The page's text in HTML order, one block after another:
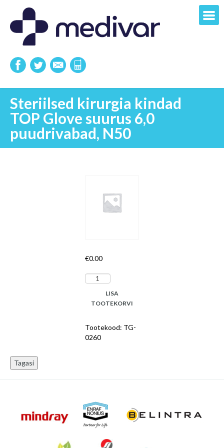
Steriilsed kirurgia kindad
TOP Glove suurus 6,0
puudrivabad, N50
€0.00
Steriilsed
TOP
suurus
6,0
LISA
TOOTEKORVI
Tootekood: TG-
0260